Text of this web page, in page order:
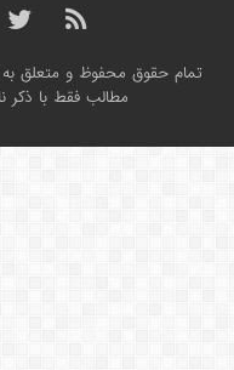
تمام حقوق محفوظ و متعلق
مطالب فقط با